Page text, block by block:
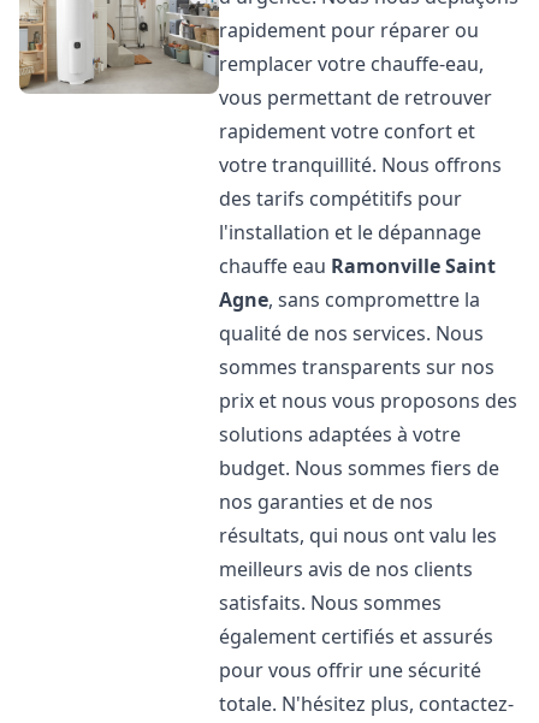
rapidement pour réparer ou
remplacer votre chauffe-eau,
vous permettant de retrouver
rapidement votre confort et
votre tranquillité. Nous offrons
des tarifs compétitifs pour
l'installation et le dépannage
chauffe eau Ramonville Saint
Agne, sans compromettre la
qualité de nos services. Nous
sommes transparents sur nos
prix et nous vous proposons des
solutions adaptées à votre
budget. Nous sommes fiers de
nos garanties et de nos
résultats, qui nous ont valu les
meilleurs avis de nos clients
satisfaits. Nous sommes
également certifiés et assurés
pour vous offrir une sécurité
totale. N'hésitez plus, contactez-